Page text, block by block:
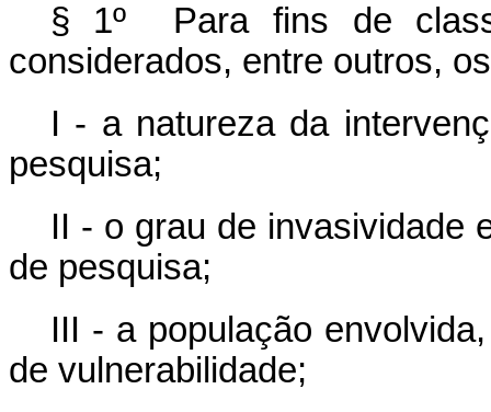
§ 1º Para fins de
considerados, entre outros,
I - a natureza da
pesquisa;
II - o grau de invasividade
de pesquisa;
III - a população
de vulnerabilidade;